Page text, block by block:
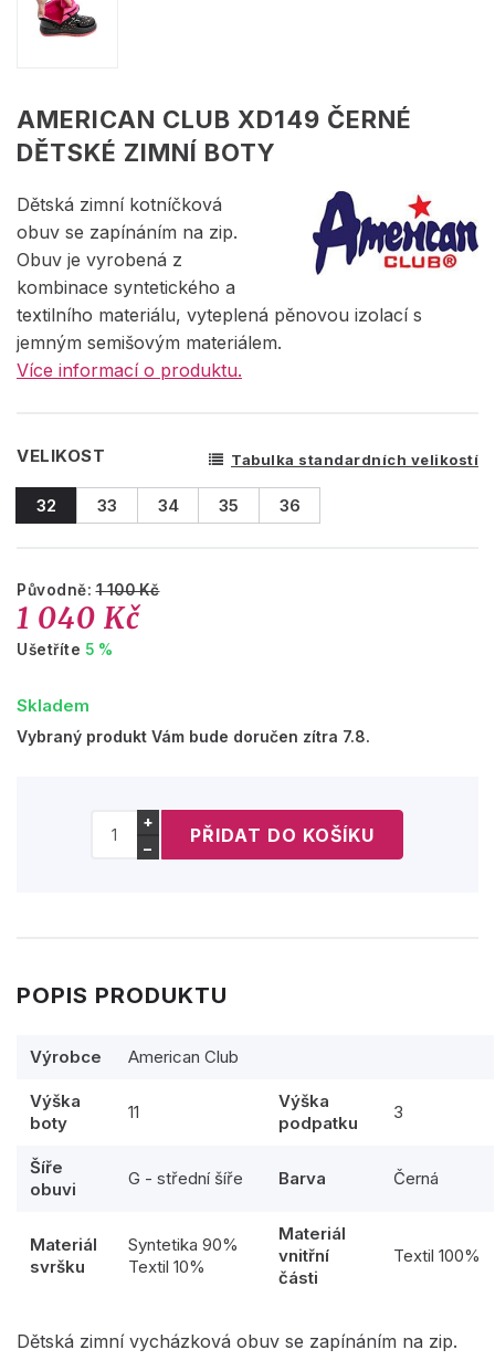
AMERICAN CLUB XD149 ČERNÉ
DĚTSKÉ ZIMNÍ BOTY
Dětská zimní kotníčková
obuv se zapínáním na zip.
Obuv je vyrobená z
kombinace syntetického a
textilního materiálu, vyteplená pěnovou izolací s
jemným semišovým materiálem.
Více informací o produktu.
VELIKOST Tabulka standardních velikostí
32 33 34 35 36
Původně:1 100 Kč
1 040 Kč
Ušetříte 5 %
Skladem
Vybraný produkt Vám bude doručen zítra 7.8.
+
−
POPIS PRODUKTU
Výrobce American Club
Výška
boty
11
Výška
podpatku
3
Šíře
obuvi
G - střední šíře Barva Černá
Materiál
svršku
Syntetika 90%
Textil 10%
Materiál
vnitřní
části
Textil 100%
Dětská zimní vycházková obuv se zapínáním na zip.